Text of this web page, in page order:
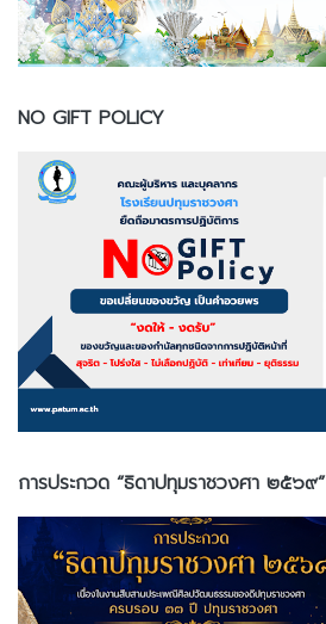
NO GIFT POLICY
การประกวด “ธิดาปทุมราชวงศา ๒๕๖๙”